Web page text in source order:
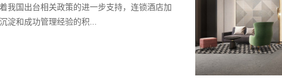
我国出台相关政策的进一步支持，连锁酒店加
淀和成功管理经验的积...